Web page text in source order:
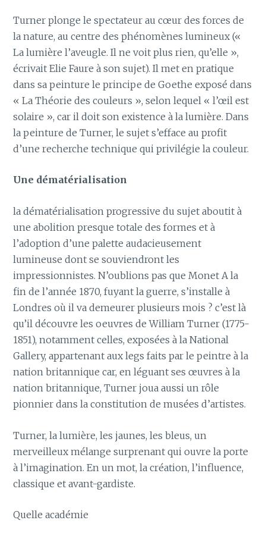
Turner plonge le spectateur au cœur des forces de
la nature, au centre des phénomènes lumineux («
La lumière l’aveugle. Il ne voit plus rien, qu’elle »,
écrivait Elie Faure à son sujet). Il met en pratique
dans sa peinture le principe de Goethe exposé dans
« La Théorie des couleurs », selon lequel « l’œil est
solaire », car il doit son existence à la lumière. Dans
la peinture de Turner, le sujet s’efface au profit
d’une recherche technique qui privilégie la couleur.
Une dématérialisation
la dématérialisation progressive du sujet aboutit à
une abolition presque totale des formes et à
l’adoption d’une palette audacieusement
lumineuse dont se souviendront les
impressionnistes. N’oublions pas que Monet A la
fin de l’année 1870, fuyant la guerre, s’installe à
Londres où il va demeurer plusieurs mois ? c’est là
qu’il découvre les oeuvres de William Turner (1775-
1851), notamment celles, exposées à la National
Gallery, appartenant aux legs faits par le peintre à la
nation britannique car, en léguant ses œuvres à la
nation britannique, Turner joua aussi un rôle
pionnier dans la constitution de musées d’artistes.
Turner, la lumière, les jaunes, les bleus, un
merveilleux mélange surprenant qui ouvre la porte
à l’imagination. En un mot, la création, l’influence,
classique et avant-gardiste.
Quelle académie